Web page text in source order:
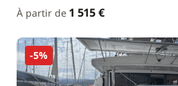
À partir de 1 515 €
-5%